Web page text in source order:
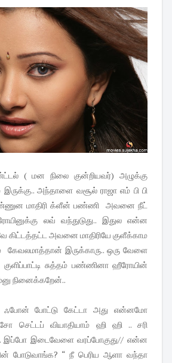
( மன நிலை குன்றியவர்) அழுக்கு
அந்தாளை வசூல் ராஜா எம் பி பி
மாதிரி க்ளீன் பண்ணி அவனை நீட்
லவ் வந்துடுது.. இதுல என்ன
கிட்டத்தட்ட அவனை மாதிரியே குளீக்காம
இருக்காரு.. ஒரு வேளை
சுத்தம் பண்ணினா ஹீரோயின்
நினைக்கறேன்..
ஃபோன் போட்டு கேட்டா அது என்னமோ
செட்டப் வியாதியாம் ஹி ஹி .. சரி
இப்போ இடைவேளை வரப்போகுது// என்ன
போடுவாங்க? “ நீ பெரிய ஆளா வந்தா